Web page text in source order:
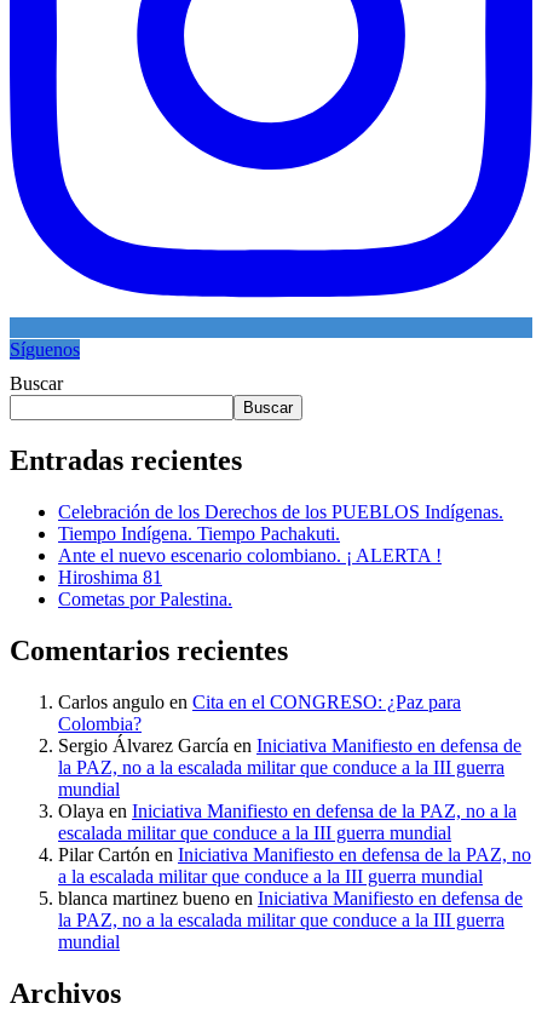
Síguenos
Buscar
Buscar
Entradas recientes
Celebración de los Derechos de los PUEBLOS Indígenas.
Tiempo Indígena. Tiempo Pachakuti.
Ante el nuevo escenario colombiano. ¡ ALERTA !
Hiroshima 81
Cometas por Palestina.
Comentarios recientes
Carlos angulo en Cita en el CONGRESO: ¿Paz para
Colombia?
Sergio Álvarez García en Iniciativa Manifiesto en defensa de
la PAZ, no a la escalada militar que conduce a la III guerra
mundial
Olaya en Iniciativa Manifiesto en defensa de la PAZ, no a la
escalada militar que conduce a la III guerra mundial
Pilar Cartón en Iniciativa Manifiesto en defensa de la PAZ, no
a la escalada militar que conduce a la III guerra mundial
blanca martinez bueno en Iniciativa Manifiesto en defensa de
la PAZ, no a la escalada militar que conduce a la III guerra
mundial
Archivos